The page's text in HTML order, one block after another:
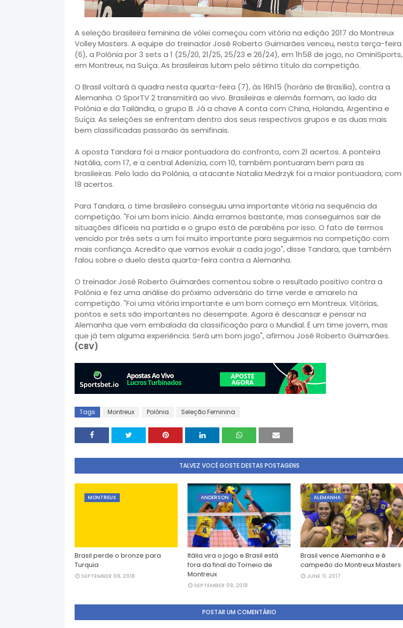
A seleção brasileira feminina de vôlei começou com vitória na edição 2017 do Montreux
Volley Masters. A equipe do treinador José Roberto Guimarães venceu, nesta terça-feira
(6), a Polônia por 3 sets a 1 (25/20, 21/25, 25/23 e 26/24), em 1h58 de jogo, no OminiSports,
em Montreux, na Suíça. As brasileiras lutam pelo sétimo título da competição.
O Brasil voltará à quadra nesta quarta-feira (7), às 16h15 (horário de Brasília), contra a
Alemanha. O SporTV 2 transmitirá ao vivo. Brasileiras e alemãs formam, ao lado da
Polônia e da Tailândia, o grupo B. Já a chave A conta com China, Holanda, Argentina e
Suíça. As seleções se enfrentam dentro dos seus respectivos grupos e as duas mais
bem classificadas passarão às semifinais.
A oposta Tandara foi a maior pontuadora do confronto, com 21 acertos. A ponteira
Natália, com 17, e a central Adenízia, com 10, também pontuaram bem para as
brasileiras. Pelo lado da Polônia, a atacante Natalia Medrzyk foi a maior pontuadora, com
18 acertos.
Para Tandara, o time brasileiro conseguiu uma importante vitória na sequência da
competição. "Foi um bom início. Ainda erramos bastante, mas conseguimos sair de
situações difíceis na partida e o grupo está de parabéns por isso. O fato de termos
vencido por três sets a um foi muito importante para seguirmos na competição com
mais confiança. Acredito que vamos evoluir a cada jogo", disse Tandara, que também
falou sobre o duelo desta quarta-feira contra a Alemanha.
O treinador José Roberto Guimarães comentou sobre o resultado positivo contra a
Polônia e fez uma análise do próximo adversário do time verde e amarelo na
competição. "Foi uma vitória importante e um bom começo em Montreux. Vitórias,
pontos e sets são importantes no desempate. Agora é descansar e pensar na
Alemanha que vem embalada da classificação para o Mundial. É um time jovem, mas
que já tem alguma experiência. Será um bom jogo", afirmou José Roberto Guimarães.
(CBV)
Tags Montreux Polônia Seleção Feminina
TALVEZ VOCÊ GOSTE DESTAS POSTAGENS
MONTREUX
Brasil perde o bronze para
Turquia
SEPTEMBER 09, 2018
ANDERSON
Itália vira o jogo e Brasil está
fora da final do Torneio de
Montreux
SEPTEMBER 09, 2018
ALEMANHA
Brasil vence Alemanha e é
campeão do Montreux Masters
JUNE 11, 2017
POSTAR UM COMENTÁRIO